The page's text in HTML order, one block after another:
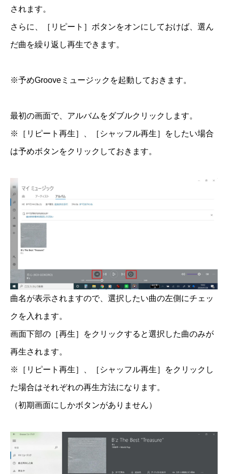
されます。
さらに、［リピート］ボタンをオンにしておけば、選ん
だ曲を繰り返し再生できます。
※予めGrooveミュージックを起動しておきます。
最初の画面で、アルバムをダブルクリックします。
※［リピート再生］、［シャッフル再生］をしたい場合
は予めボタンをクリックしておきます。
曲名が表示されますので、選択したい曲の左側にチェッ
クを入れます。
画面下部の［再生］をクリックすると選択した曲のみが
再生されます。
※［リピート再生］、［シャッフル再生］をクリックし
た場合はそれぞれの再生方法になります。
（初期画面にしかボタンがありません）